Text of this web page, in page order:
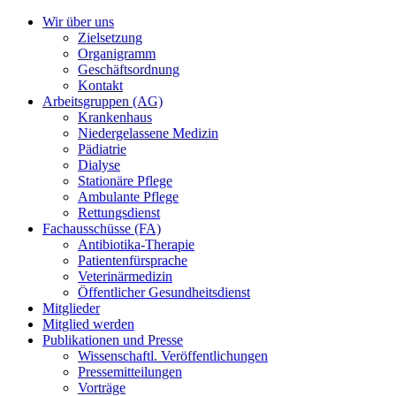
Wir über uns
Zielsetzung
Organigramm
Geschäftsordnung
Kontakt
Arbeitsgruppen (AG)
Krankenhaus
Niedergelassene Medizin
Pädiatrie
Dialyse
Stationäre Pflege
Ambulante Pflege
Rettungsdienst
Fachausschüsse (FA)
Antibiotika-Therapie
Patientenfürsprache
Veterinärmedizin
Öffentlicher Gesundheitsdienst
Mitglieder
Mitglied werden
Publikationen und Presse
Wissenschaftl. Veröffentlichungen
Pressemitteilungen
Vorträge